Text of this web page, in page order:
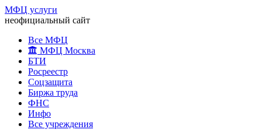
МФЦ услуги
неофициальный сайт
Все МФЦ
МФЦ Москва
БТИ
Росреестр
Соцзащита
Биржа труда
ФНС
Инфо
Все учреждения